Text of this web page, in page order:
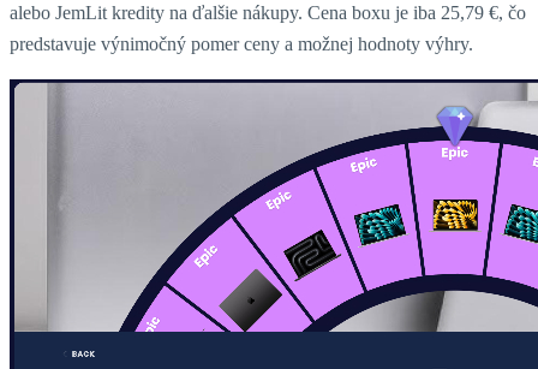
alebo JemLit kredity na ďalšie nákupy. Cena boxu je iba 25,79 €, čo
predstavuje výnimočný pomer ceny a možnej hodnoty výhry.